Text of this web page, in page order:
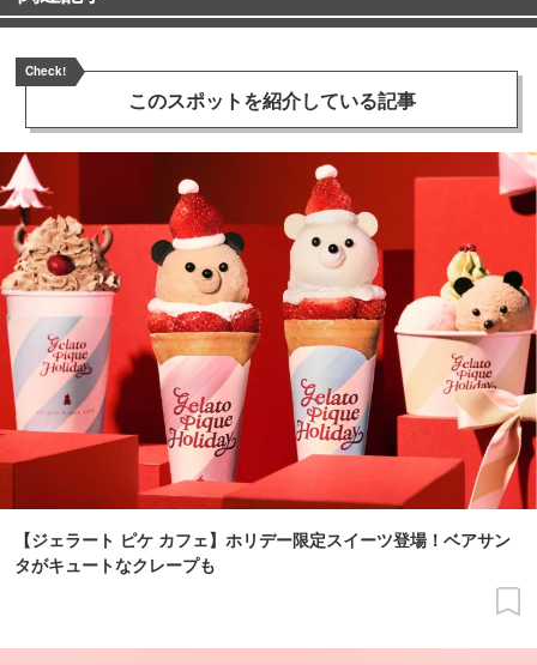
Check!
このスポットを紹介している記事
【ジェラート ピケ カフェ】ホリデー限定スイーツ登場！ベアサン
タがキュートなクレープも